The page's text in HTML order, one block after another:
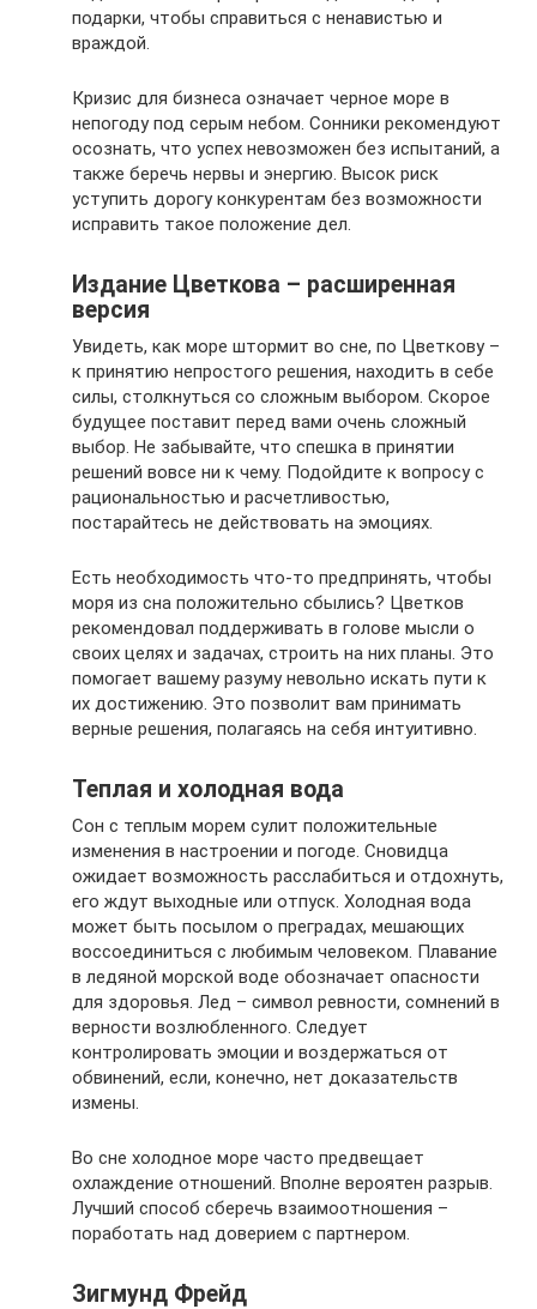
подарки, чтобы справиться с ненавистью и
враждой.
Кризис для бизнеса означает черное море в
непогоду под серым небом. Сонники рекомендуют
осознать, что успех невозможен без испытаний, а
также беречь нервы и энергию. Высок риск
уступить дорогу конкурентам без возможности
исправить такое положение дел.
Издание Цветкова – расширенная
версия
Увидеть, как море штормит во сне, по Цветкову –
к принятию непростого решения, находить в себе
силы, столкнуться со сложным выбором. Скорое
будущее поставит перед вами очень сложный
выбор. Не забывайте, что спешка в принятии
решений вовсе ни к чему. Подойдите к вопросу с
рациональностью и расчетливостью,
постарайтесь не действовать на эмоциях.
Есть необходимость что-то предпринять, чтобы
моря из сна положительно сбылись? Цветков
рекомендовал поддерживать в голове мысли о
своих целях и задачах, строить на них планы. Это
помогает вашему разуму невольно искать пути к
их достижению. Это позволит вам принимать
верные решения, полагаясь на себя интуитивно.
Теплая и холодная вода
Сон с теплым морем сулит положительные
изменения в настроении и погоде. Сновидца
ожидает возможность расслабиться и отдохнуть,
его ждут выходные или отпуск. Холодная вода
может быть посылом о преградах, мешающих
воссоединиться с любимым человеком. Плавание
в ледяной морской воде обозначает опасности
для здоровья. Лед – символ ревности, сомнений в
верности возлюбленного. Следует
контролировать эмоции и воздержаться от
обвинений, если, конечно, нет доказательств
измены.
Во сне холодное море часто предвещает
охлаждение отношений. Вполне вероятен разрыв.
Лучший способ сберечь взаимоотношения –
поработать над доверием с партнером.
Зигмунд Фрейд